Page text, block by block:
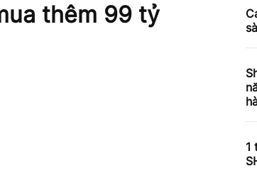
thêm 99 tỷ
1